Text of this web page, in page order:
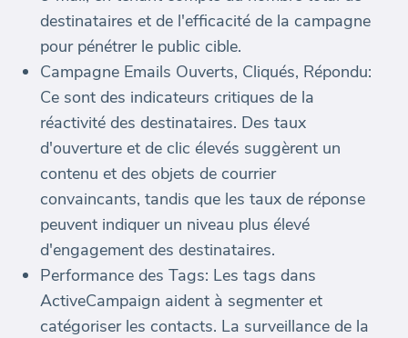
destinataires et de l'efficacité de la campagne
pour pénétrer le public cible.
Campagne Emails Ouverts, Cliqués, Répondu:
Ce sont des indicateurs critiques de la
réactivité des destinataires. Des taux
d'ouverture et de clic élevés suggèrent un
contenu et des objets de courrier
convaincants, tandis que les taux de réponse
peuvent indiquer un niveau plus élevé
d'engagement des destinataires.
Performance des Tags: Les tags dans
ActiveCampaign aident à segmenter et
catégoriser les contacts. La surveillance de la